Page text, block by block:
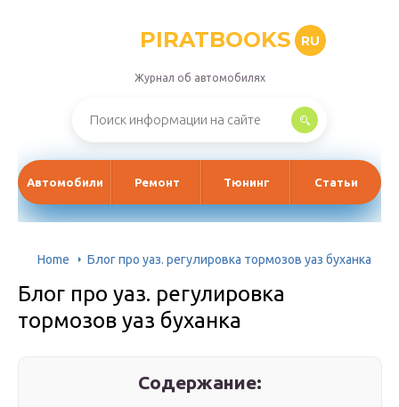
PIRATBOOKS RU
Журнал об автомобилях
Автомобили Ремонт Тюнинг Статьи
Home Блог про уаз. регулировка тормозов уаз буханка
Блог про уаз. регулировка
тормозов уаз буханка
Содержание: